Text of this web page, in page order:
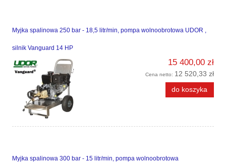
Myjka spalinowa 250 bar - 18,5 litr/min, pompa wolnoobrotowa UDOR ,
silnik Vanguard 14 HP
15 400,00 zł
Cena netto: 12 520,33 zł
do koszyka
Myjka spalinowa 300 bar - 15 litr/min, pompa wolnoobrotowa